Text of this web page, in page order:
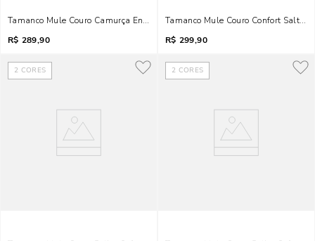
Tamanco Mule Couro Camurça Entrelaçado Bico Fino Salto Baixo Preto
R$ 289,90
Tamanco Mule Couro Confort Salto
R$ 299,90
2 CORES 2 CORES